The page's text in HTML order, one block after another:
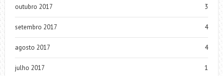
outubro 2017 3
setembro 2017 4
agosto 2017 4
julho 2017 1